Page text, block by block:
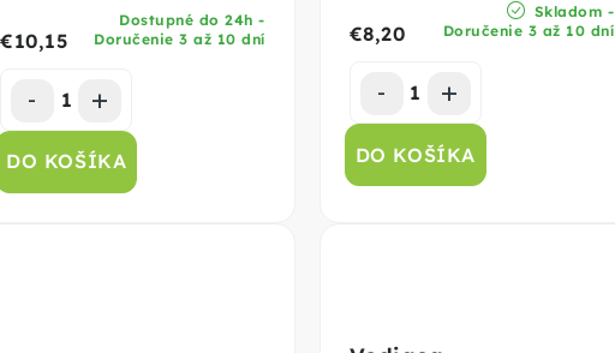
Dostupné do 24h -
Doručenie 3 až 10 dní
€10,15
DO KOŠÍKA
Skladom -
Doručenie 3 až 10 dní
€8,20
DO KOŠÍKA